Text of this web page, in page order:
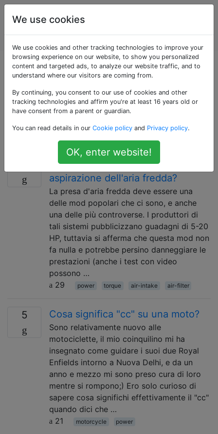
Manutenzione e
riparazione di
veicoli a motore
Domande taggate
«power»
alla sua perdita. Per domande sull'energia elettrica e
sugli accessori alimentati, utilizzare il tag [elettrico].
Quando è utile un sistema di
aspirazione dell'aria fredda?
La presa d'aria fredda deve essere una
delle mod popolari che ci sono, e anche
una delle più controverse. I produttori di
tali sistemi pubblicizzano guadagni di 5-20
HP, tuttavia si afferma che questa mod non
fa nulla e potrebbe persino danneggiare le
prestazioni (anche i test con video
possono …
29
power torque air-intake air-filter
5 Cosa significa "cc" su una moto?
Sono relativamente nuovo alle
motociclette, il mio coinquilino mi ha
insegnato come guidare i suoi due Royal
Enfields intorno a Nuova Delhi, e da un
anno e mezzo mi sono preso cura di loro
mentre si rompono;) Ero solo curioso di
sapere cosa significhi effettivamente il "cc"
quando dici che …
21
motorcycle power
We use cookies
We use cookies and other tracking technologies to improve your
browsing experience on our website, to show you personalized
content and targeted ads, to analyze our website traffic, and to
understand where our visitors are coming from.
By continuing, you consent to our use of cookies and other
tracking technologies and affirm you're at least 16 years old or
have consent from a parent or guardian.
You can read details in our Cookie policy and Privacy policy.
OK, enter website!